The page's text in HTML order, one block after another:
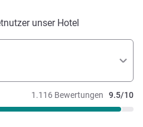
unser Hotel
1.116 Bewertungen 9.5/10